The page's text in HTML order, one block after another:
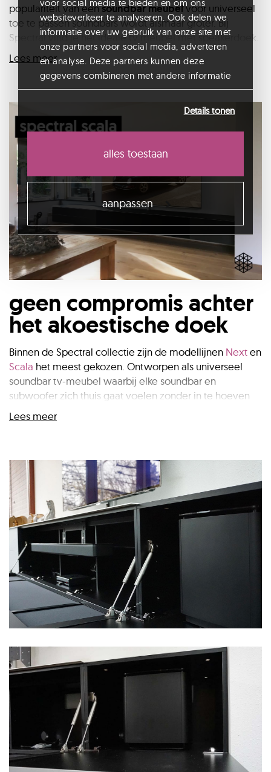
voor social media te bieden en om ons
websiteverkeer te analyseren. Ook delen we
informatie over uw gebruik van onze site met
onze partners voor social media, adverteren
en analyse. Deze partners kunnen deze
gegevens combineren met andere informatie
die u aan ze heeft verstrekt of die ze hebben
verzameld op basis van uw gebruik van hun
services.
Details tonen
alles toestaan
aanpassen
populariteit van eensoundbar meubelvoor universeel
toe te passen soundbars wordt alsmaar groter. Bij
Spectral vind je het ideale tv meubel met speakerdoek.
Als specialist op tv-meubel gebied weet Spectral als
geen ander wat er allemaal bij komt kijken om het beste
soundbar meubel te maken, waarbij je kiest voor een
Lees meer
geen compromis achter
het akoestische doek
Binnen de Spectral collectie zijn de modellijnen Nexten
Scala het meest gekozen. Ontworpen als universeel
soundbar tv-meubel waarbij elke soundbar en
subwoofer zich thuis gaat voelen zonder in te hoeven
leveren op de geluidskwaliteit van de soundbar. Alle
meubels binnen de collectie zijn namelijk voorzien van
belangrijke rol dan zijn de eigen Spectral
systemen
misschien wel de mooiste oplossing. Maak je
geen zorgen over de geluidskwaliteit, deze zijn
speciaal ontwikkelt door het vooraanstaande Duitse
luidsprekermerk Canton.
Lees meer